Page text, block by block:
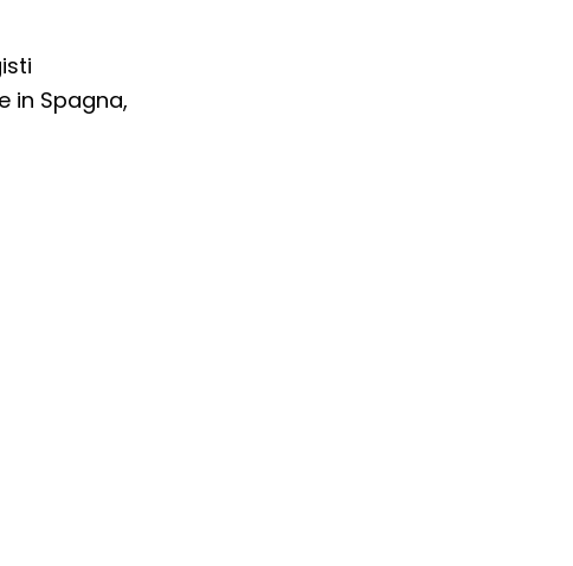
in Spagna,